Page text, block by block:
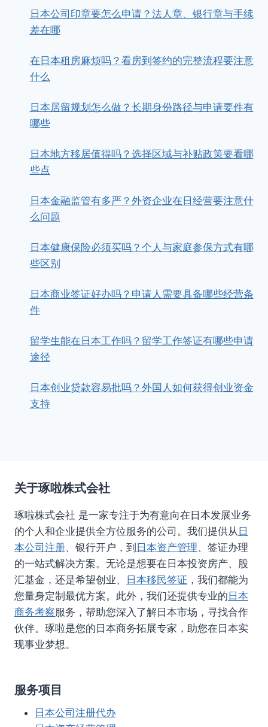
日本公司印章要怎么申请？法人章、银行章与手续
差在哪
在日本租房麻烦吗？看房到签约的完整流程要注意
什么
日本居留规划怎么做？长期身份路径与申请要件有
哪些
日本地方移居值得吗？选择区域与补贴政策要看哪
些点
日本金融监管有多严？外资企业在日经营要注意什
么问题
日本健康保险必须买吗？个人与家庭参保方式有哪
些区别
日本商业签证好办吗？申请人需要具备哪些经营条
件
留学生能在日本工作吗？留学工作签证有哪些申请
途径
日本创业贷款容易批吗？外国人如何获得创业资金
支持
关于琢啦株式会社
琢啦株式会社 是一家专注于为有意向在日本发展业务
的个人和企业提供全方位服务的公司。我们提供从 日
本公司注册、银行开户，到日本资产管理、签证办理
的一站式解决方案。无论是想要在日本投资房产、股
汇基金，还是希望创业、 日本移民签证 ，我们都能为
您量身定制最优方案。此外，我们还提供专业的日本
商务考察服务，帮助您深入了解日本市场，寻找合作
伙伴。琢啦是您的日本商务拓展专家，助您在日本实
现事业梦想。
服务项目
日本公司注册代办